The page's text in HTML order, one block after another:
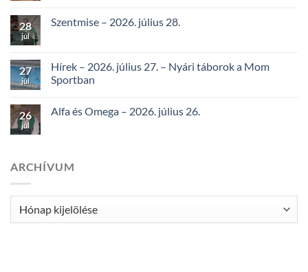
28
júl
Szentmise – 2026. július 28.
27
júl
Hírek – 2026. július 27. – Nyári táborok a Mom
Sportban
26
júl
Alfa és Omega – 2026. július 26.
ARCHÍVUM
Archívum